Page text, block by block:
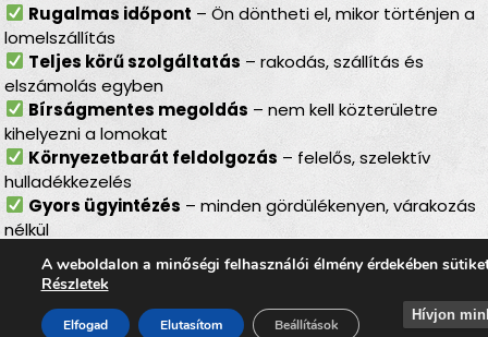
Rugalmas időpont – Ön döntheti el, mikor történjen a
lomelszállítás
Teljes körű szolgáltatás – rakodás, szállítás és
elszámolás egyben
Bírságmentes megoldás – nem kell közterületre
kihelyezni a lomokat
Környezetbarát feldolgozás – felelős, szelektív
hulladékkezelés
Gyors ügyintézés – minden gördülékenyen, várakozás
nélkül
LomtalanításNémetfalun
– ideális választás minden
A weboldalon a minőségi felhasználói élmény érdekében
Részletek
Elfogad Elutasítom Beállítások
Hívjon